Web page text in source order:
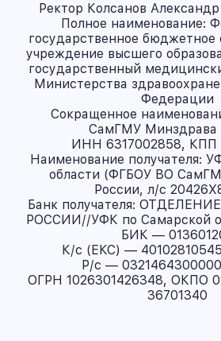
Ректор Колсанов
Полное наименование:
государственное бюджетное
учреждение высшего
государственный
Министерства
Федерации
Сокращенное
СамГМУ Минздрава
ИНН 6317002858, КПП
Наименование получателя:
области (ФГБОУ ВО
России, л/с
Банк получателя:
РОССИИ//УФК по Самарской
БИК —
К/с (ЕКС) —
Р/с —
ОГРН 1026301426348, ОКПО
36701340